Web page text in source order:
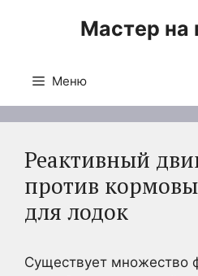
Мастер на
Меню
Реактивный
против
для лодок
Существует множество